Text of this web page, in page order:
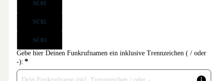
SC01
SC02
SC03
Gebe hier Deinen Funkrufnamen ein inklusive Trennzeichen ( / oder
-): *